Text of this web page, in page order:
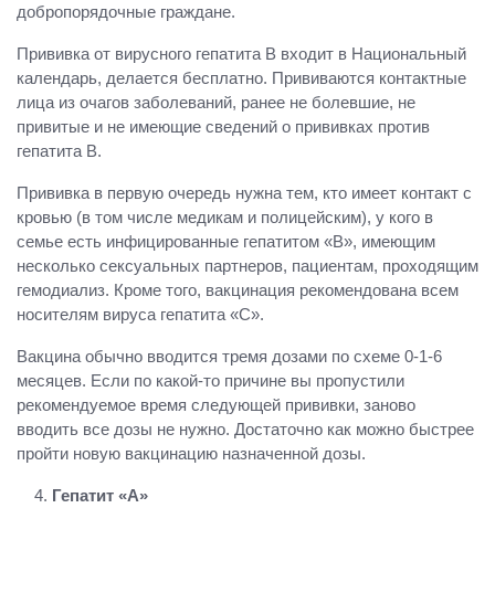
добропорядочные граждане.
Прививка от вирусного гепатита В входит в Национальный
календарь, делается бесплатно. Прививаются контактные
лица из очагов заболеваний, ранее не болевшие, не
привитые и не имеющие сведений о прививках против
гепатита В.
Прививка в первую очередь нужна тем, кто имеет контакт с
кровью (в том числе медикам и полицейским), у кого в
семье есть инфицированные гепатитом «В», имеющим
несколько сексуальных партнеров, пациентам, проходящим
гемодиализ. Кроме того, вакцинация рекомендована всем
носителям вируса гепатита «С».
Вакцина обычно вводится тремя дозами по схеме 0-1-6
месяцев. Если по какой-то причине вы пропустили
рекомендуемое время следующей прививки, заново
вводить все дозы не нужно. Достаточно как можно быстрее
пройти новую вакцинацию назначенной дозы.
Гепатит «А»